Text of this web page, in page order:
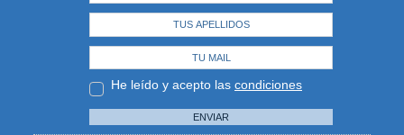
He leído y acepto las condiciones
ENVIAR